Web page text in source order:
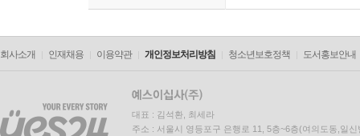
회사소개 인재채용 이용약관 개인정보처리방침 청소년보호정책 도서홍보안내
대표 : 김석환, 최세라
주소 : 서울시 영등포구 은행로 11, 5층~6층(여의도동,일신